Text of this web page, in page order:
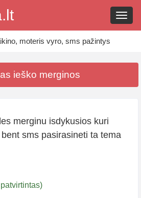
moteris vyro, sms pažintys
ieško merginos
merginu isdykusios kuri
sms pasirasineti ta tema